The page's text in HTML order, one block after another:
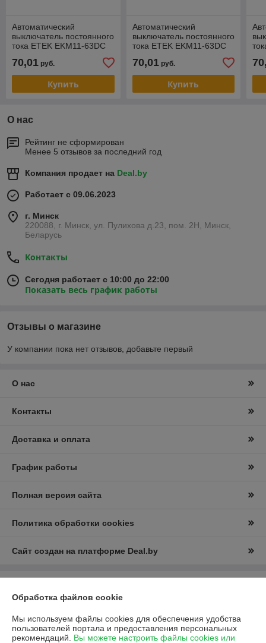
Автоматический
выключатель постоянного
тока ETEK EKM11-63DC
70,01 руб.
Купить
Автоматический
выключатель постоянного
тока ETEK EKM11-63DC
70,01руб.
Купить
О нас
Рейтинг не сформирован
Менее 5 отзывов за последний год
Компания продает на Deal.by
Работает с 09.06.2023
г. Минск
220088, г. Минск, ул. Пулихова д.23, пом. 2Н, Минск,
Беларусь
Контакты
Сегодня работает с 10:00 до 22:00
Показать весь график работы
Отзывы о магазине
У компании пока нет отзывов, добавьте первый
О нас
Контакты
Доставка и оплата
График работы
Полная версия сайта
Политика обработки cookies
Сайт создан на платформе Deal.by
г.Минск, ул. Пулихова д. 23, пом. 2Н
Регистрационный номер ЕГР: 193697373
Обработка файлов cookie
Мы используем файлы cookies для обеспечения удобства
пользователей портала и предоставления персональных
рекомендаций. Вы можете настроить файлы cookies или